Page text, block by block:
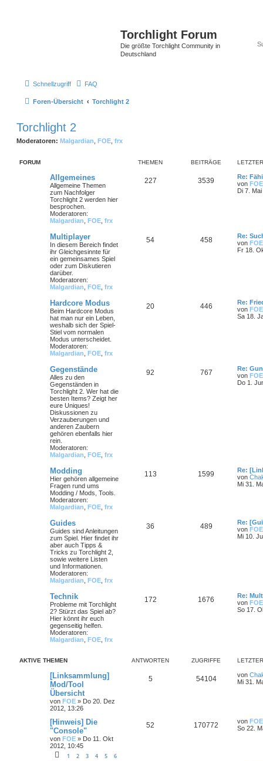
Torchlight Forum
Die größte Torchlight Community in
Deutschland
Schnellzugriff FAQ
Foren-Übersicht Torchlight 2
Torchlight 2
Moderatoren: Malgardian FOE frx
FORUM THEMEN BEITRÄGE
Allgemeines
Allgemeine Themen
zum Nachfolger
Torchlight 2 werden hier
besprochen.
Moderatoren:
Malgardian FOE frx
227 3539
Re:
von FOE
Di 7.
Multiplayer
In diesem Bereich findet
ihr Gleichgesinnte für
ein gemeinsames Spiel
oder zum Diskutieren
darüber.
Moderatoren:
Malgardian FOE frx
54 458
Re:
von FOE
Fr 18.
Hardcore Modus
Beim Hardcore Modus
hat man nur ein Leben,
weshalb sich der Spiel-
Stiel vom normalen
Modus unterscheidet.
Moderatoren:
Malgardian FOE frx
20 446
Re:
von FOE
Sa 18.
Gegenstände
Alles zu den
Gegenständen in
Torchlight 2. Wer hat die
besten Items? Zeigt her
eure Uniques!
Diskussionen zu
Verzauberungen und
anderen Zaubern
gehören ebenfalls hier
rein.
Moderatoren:
Malgardian FOE frx
92 767
Re:
von FOE
Do 1.
Modding
Hier gehören allgemeine
Fragen rund ums
Modding / Mods, Tools.
Moderatoren:
Malgardian FOE frx
113 1599
Re:
von
Mi 31.
Guides
Guides sind Anleitungen
zum Spiel. Hier findet ihr
aber auch Tipps &
Tricks zu Torchlight 2,
sowie weitere Listen
und Informationen.
Moderatoren:
Malgardian FOE frx
36 489
Re:
von FOE
Mi 10.
Technik
Probleme mit Torchlight
2? Stürzt das Spiel ab?
Hier könnt ihr euch
gegenseitig helfen.
Moderatoren:
Malgardian FOE frx
172 1676
Re:
von FOE
So 17.
AKTIVE THEMEN ANTWORTEN ZUGRIFFE
[Linksammlung]
Mod/Tool
Übersicht
von FOE » Do 20. Dez
2012, 13:26
5 54104 von
Mi 31.
[Hinweis] Die
"Console"
von FOE » Do 11. Okt
2012, 10:45
1 2 3 4 5 6
52 170772 von FOE
So 22.